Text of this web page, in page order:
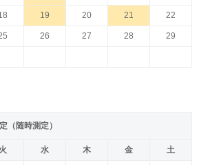
19 20 21 22
26 27 28 29
（随時測定）
火 水 木 金 土